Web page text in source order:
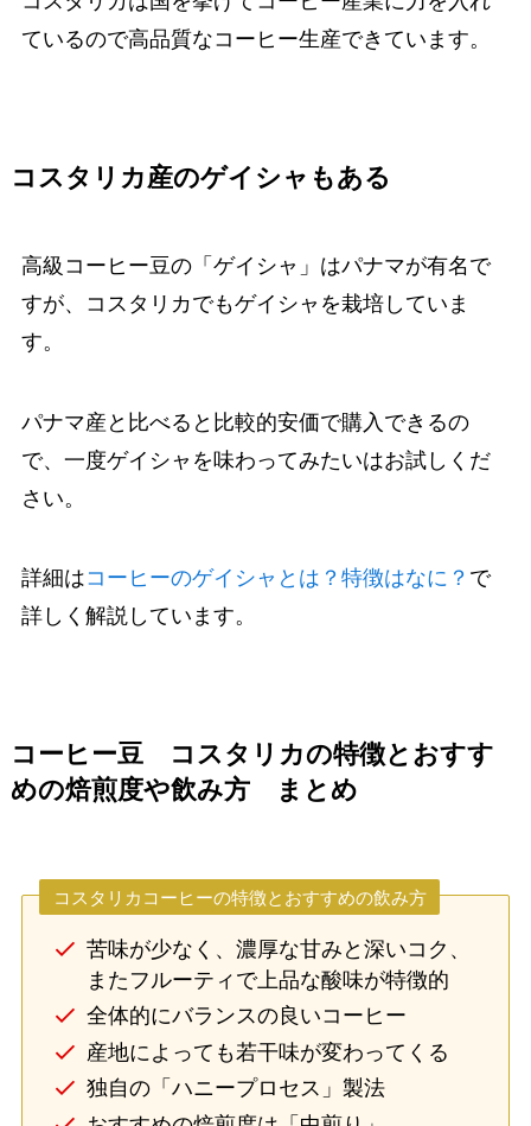
ているので高品質なコーヒー生産できています。
コスタリカ産のゲイシャもある
高級コーヒー豆の「ゲイシャ」はパナマが有名で
すが、コスタリカでもゲイシャを栽培していま
す。
パナマ産と比べると比較的安価で購入できるの
で、一度ゲイシャを味わってみたいはお試しくだ
さい。
詳細はコーヒーのゲイシャとは？特徴はなに？ で
詳しく解説しています。
コーヒー豆 コスタリカの特徴とおすす
めの焙煎度や飲み方 まとめ
コスタリカコーヒーの特徴とおすすめの飲み方
苦味が少なく、濃厚な甘みと深いコク、
またフルーティで上品な酸味が特徴的
全体的にバランスの良いコーヒー
産地によっても若干味が変わってくる
独自の「ハニープロセス」製法